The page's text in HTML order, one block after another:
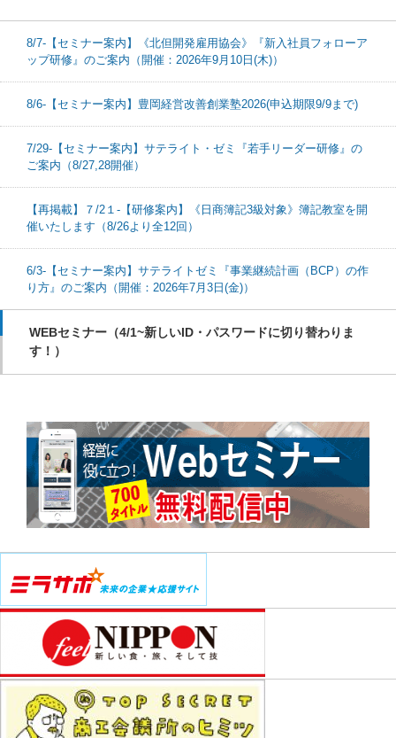
8/7-【セミナー案内】《北但開発雇用協会》『新入社員フォローア
ップ研修』のご案内（開催：2026年9月10日(木)）
8/6-【セミナー案内】豊岡経営改善創業塾2026(申込期限9/9まで)
7/29-【セミナー案内】サテライト・ゼミ『若手リーダー研修』の
ご案内（8/27,28開催）
【再掲載】７/2１-【研修案内】《日商簿記3級対象》簿記教室を開
催いたします（8/26より全12回）
6/3-【セミナー案内】サテライトゼミ『事業継続計画（BCP）の作
り方』のご案内（開催：2026年7月3日(金)）
WEBセミナー（4/1~新しいID・パスワードに切り替わりま
す！）